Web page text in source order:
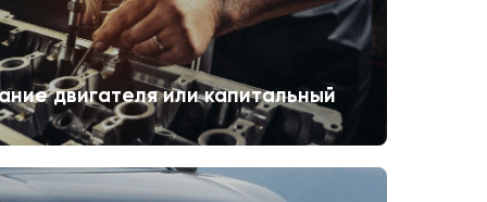
двигателя или капитальный